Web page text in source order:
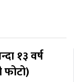
१३ वर्ष